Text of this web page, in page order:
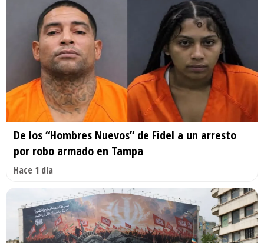
De los “Hombres Nuevos” de Fidel a un arresto
por robo armado en Tampa
Hace 1 día